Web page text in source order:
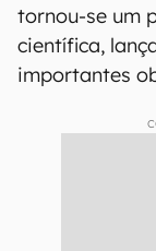
tornou-se um
científica,
importantes